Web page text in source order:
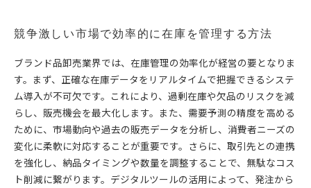
競争激しい市場で効率的に在庫を管理する方法
ブランド品卸売業界では、在庫管理の効率化が経営の要となりま
す。まず、正確な在庫データをリアルタイムで把握できるシステ
ム導入が不可欠です。これにより、過剰在庫や欠品のリスクを減
らし、販売機会を最大化します。また、需要予測の精度を高める
ために、市場動向や過去の販売データを分析し、消費者ニーズの
変化に柔軟に対応することが重要です。さらに、取引先との連携
を強化し、納品タイミングや数量を調整することで、無駄なコス
ト削減に繋がります。デジタルツールの活用によって、発注から